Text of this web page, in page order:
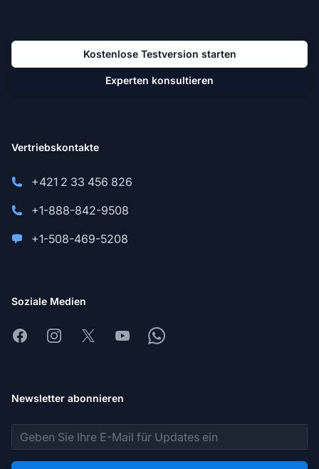
Kostenlose Testversion starten
Experten konsultieren
Vertriebskontakte
+421 2 33 456 826
+1-888-842-9508
+1-508-469-5208
Soziale Medien
FacebookInstagram
X YoutubeWhatsapp
Newsletter abonnieren
E-Mail-Adresse